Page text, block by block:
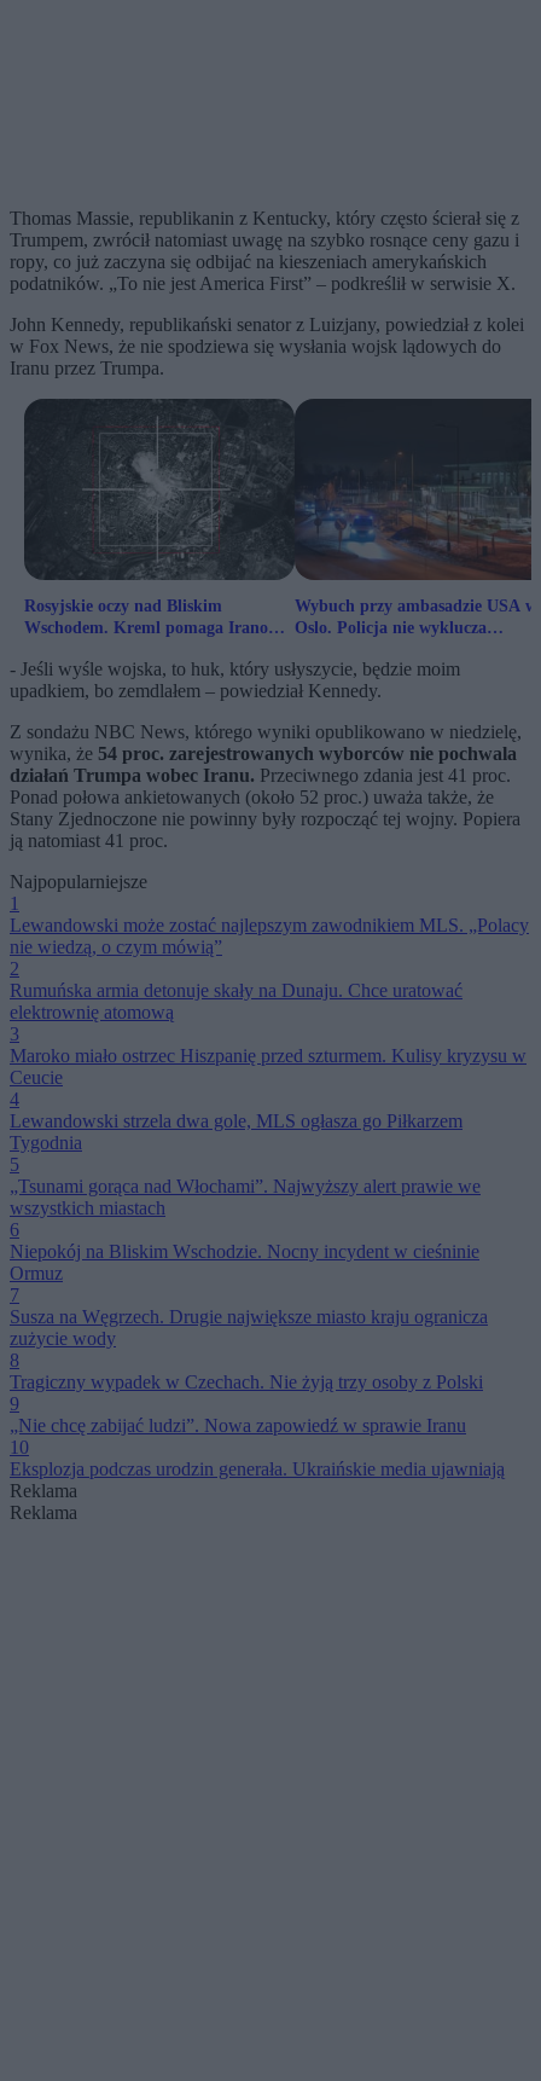
Thomas Massie, republikanin z Kentucky, który często ścierał się z
Trumpem, zwrócił natomiast uwagę na szybko rosnące ceny gazu i
ropy, co już zaczyna się odbijać na kieszeniach amerykańskich
podatników. „To nie jest America First” – podkreślił w serwisie X.
John Kennedy, republikański senator z Luizjany, powiedział z kolei
w Fox News, że nie spodziewa się wysłania wojsk lądowych do
Iranu przez Trumpa.
Rosyjskie oczy nad Bliskim
Wschodem. Kreml pomaga Iranowi
Wybuch przy ambasadzie USA w
Oslo. Policja nie wyklucza
- Jeśli wyśle ​​wojska, to huk, który usłyszycie, będzie moim
upadkiem, bo zemdlałem – powiedział Kennedy.
Z sondażu NBC News, którego wyniki opublikowano w niedzielę,
wynika, że 54 proc. zarejestrowanych wyborców nie pochwala
działań Trumpa wobec Iranu. Przeciwnego zdania jest 41 proc.
Ponad połowa ankietowanych (około 52 proc.) uważa także, że
Stany Zjednoczone nie powinny były rozpocząć tej wojny. Popiera
ją natomiast 41 proc.
Najpopularniejsze
1
Lewandowski może zostać najlepszym zawodnikiem MLS. „Polacy
nie wiedzą, o czym mówią”
2
Rumuńska armia detonuje skały na Dunaju. Chce uratować
elektrownię atomową
3
Maroko miało ostrzec Hiszpanię przed szturmem. Kulisy kryzysu w
Ceucie
4
Lewandowski strzela dwa gole, MLS ogłasza go Piłkarzem
Tygodnia
5
„Tsunami gorąca nad Włochami”. Najwyższy alert prawie we
wszystkich miastach
6
Niepokój na Bliskim Wschodzie. Nocny incydent w cieśninie
Ormuz
7
Susza na Węgrzech. Drugie największe miasto kraju ogranicza
zużycie wody
8
Tragiczny wypadek w Czechach. Nie żyją trzy osoby z Polski
9
„Nie chcę zabijać ludzi”. Nowa zapowiedź w sprawie Iranu
10
Eksplozja podczas urodzin generała. Ukraińskie media ujawniają
Reklama
Reklama